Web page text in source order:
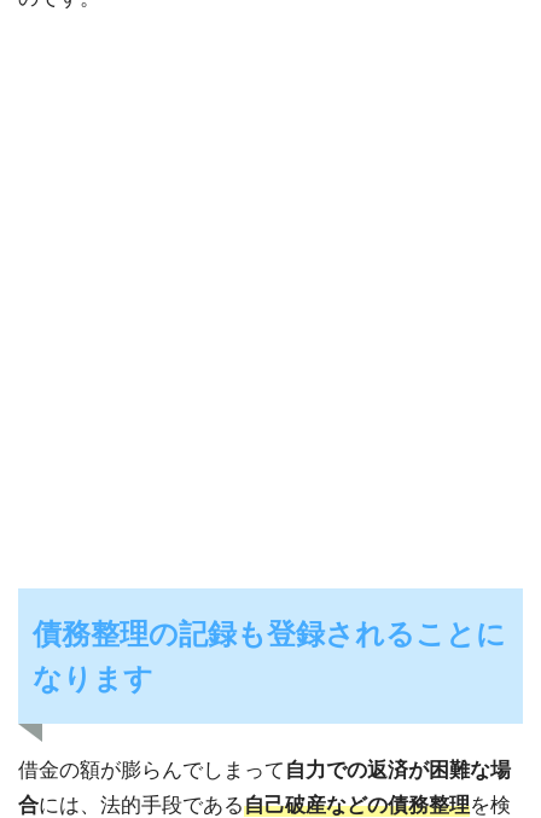
債務整理の記録も登録されることに
なります
借金の額が膨らんでしまって 自力での返済が困難な場
合には、法的手段である自己破産などの債務整理を検